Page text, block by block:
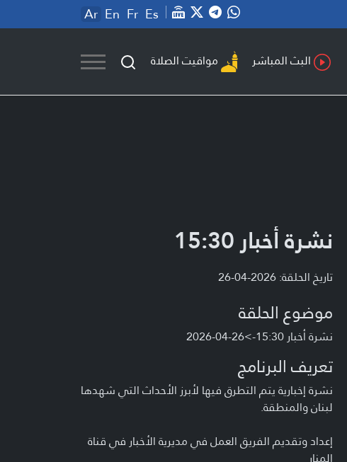
Ar En Fr Es
البث المباشر مواقيت الصلاة
نشرة أخبار 15:30
تاريخ الحلقة: 2026-04-26
موضوع الحلقة
نشرة أخبار 15:30->26-04-2026
تعريف البرنامج
نشرة إخبارية يتم التطرق فيها لأبرز الأحداث التي شهدها
لبنان والمنطقة.
إعداد وتقديم الفريق العمل في مديرية الأخبار في قناة